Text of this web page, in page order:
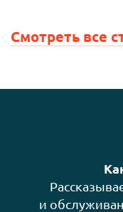
Смотреть все
и